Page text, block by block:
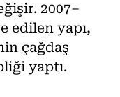
2007–
edilen yapı,
çağdaş
yaptı.